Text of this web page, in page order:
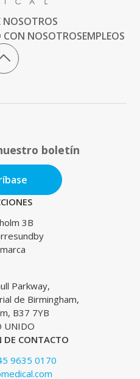
NOSOTROS
CON NOSOTROSEMPLEOS
boletín
3B
Parkway,
de Birmingham,
B37 7YB
UNIDO
DE CONTACTO
9635 0170